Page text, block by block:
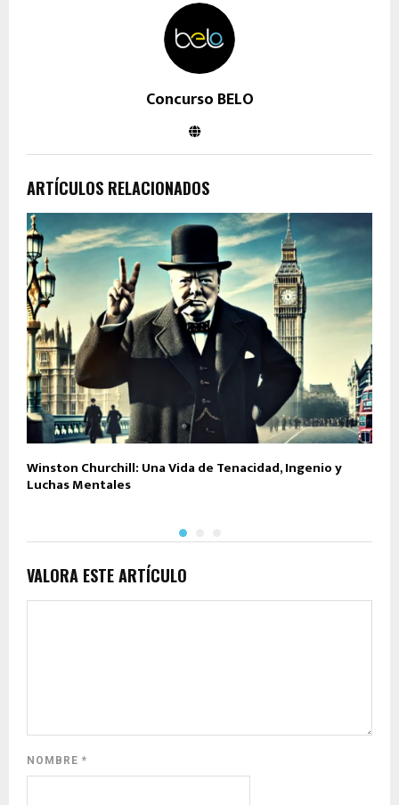
Concurso BELO
ARTÍCULOS RELACIONADOS
Winston Churchill: Una Vida de Tenacidad, Ingenio y
Luchas Mentales
VALORA ESTE ARTÍCULO
NOMBRE *